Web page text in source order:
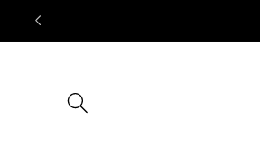
zum
Inhalt